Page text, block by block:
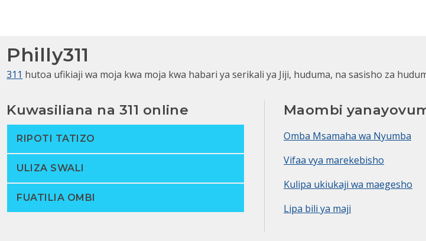
Philly311
311 hutoa ufikiaji wa moja kwa moja kwa habari ya serikali ya Jiji, huduma, na sasisho za
Kuwasiliana na 311 online
RIPOTI TATIZO
ULIZA SWALI
FUATILIA OMBI
Maombi
Omba Msamaha wa Nyumba
Vifaa vya marekebisho
Kulipa ukiukaji wa maegesho
Lipa bili ya maji